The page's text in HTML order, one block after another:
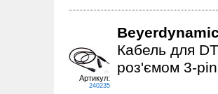
Артикул:
240235
Кабель для
роз'ємом 3-